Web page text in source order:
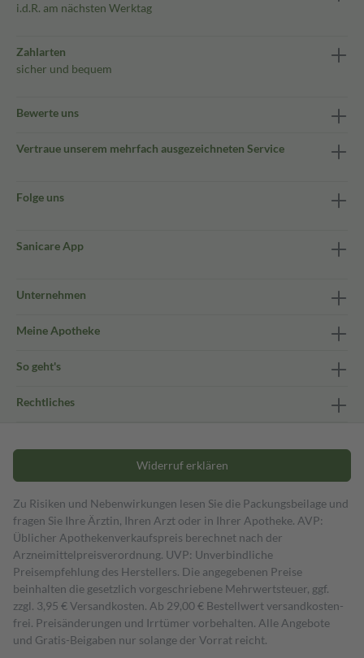
i.d.R. am nächsten Werktag
Zahlarten
sicher und bequem
Bewerte uns
Vertraue unserem mehrfach ausgezeichneten Service
Folge uns
Sanicare App
Unternehmen
Meine Apotheke
So geht's
Rechtliches
Widerruf erklären
Zu Risiken und Nebenwirkungen lesen Sie die Packungsbeilage und
fragen Sie Ihre Ärztin, Ihren Arzt oder in Ihrer Apotheke. AVP:
Üblicher Apothekenverkaufspreis berechnet nach der
Arzneimittelpreisverordnung. UVP: Unverbindliche
Preisempfehlung des Herstellers. Die angegebenen Preise
beinhalten die gesetzlich vorgeschriebene Mehrwertsteuer, ggf.
zzgl. 3,95 € Versandkosten. Ab 29,00 € Bestell­wert versand­kosten­
frei. Preisänderungen und Irrtümer vorbehalten. Alle Angebote
und Gratis-Beigaben nur solange der Vorrat reicht.